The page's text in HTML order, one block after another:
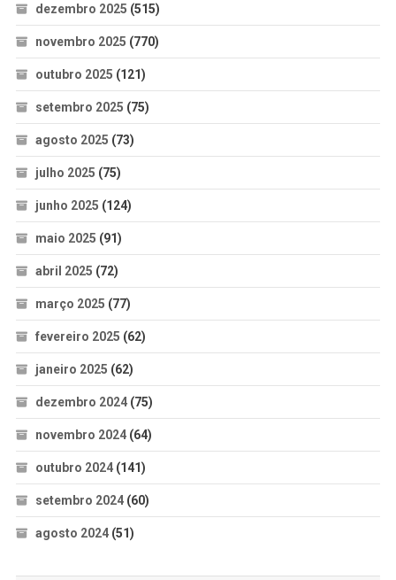
dezembro 2025 (515)
novembro 2025 (770)
outubro 2025 (121)
setembro 2025 (75)
agosto 2025 (73)
julho 2025 (75)
junho 2025 (124)
maio 2025 (91)
abril 2025 (72)
março 2025 (77)
fevereiro 2025 (62)
janeiro 2025 (62)
dezembro 2024(75)
novembro 2024(64)
outubro 2024(141)
setembro 2024(60)
agosto 2024(51)